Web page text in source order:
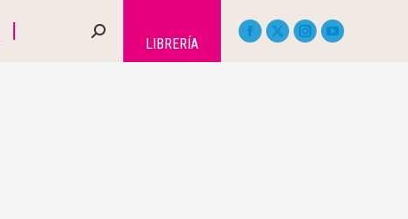
LIBRERÍA